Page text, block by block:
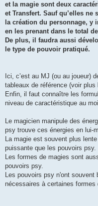
et la magie sont deux
et Transfert. Sauf qu’elles
la création du personnage, y
en les prenant dans le total
De plus, il faudra aussi
le type de pouvoir pratiqué.
Ici, c’est au MJ (ou au joueur)
tableaux de référence (voir plus
Enfin, il faut connaître les
niveau de caractéristique au
Le magicien manipule des
psy trouve ces énergies en lui-
La magie est souvent plus
puissante que les pouvoirs psy.
Les formes de magies sont
pouvoirs psy.
Les pouvoirs psy n'ont
nécessaires à certaines formes